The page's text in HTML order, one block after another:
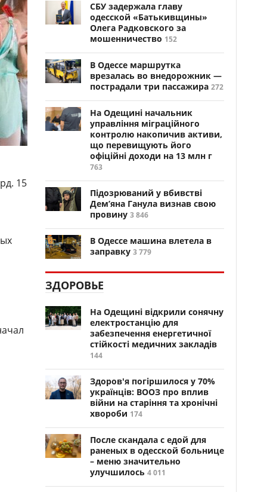
15
СБУ задержала главу
одесской «Батькивщины»
Олега Радковского за
мошенничество 152
В Одессе маршрутка
врезалась во внедорожник —
пострадали три пассажира 272
На Одещині начальник
управління міграційного
контролю накопичив активи,
що перевищують його
офіційні доходи на 13 млн г
763
Підозрюваний у вбивстві
Дем’яна Ганула визнав свою
провину 3 846
В Одессе машина влетела в
заправку 3 779
ЗДОРОВЬЕ
На Одещині відкрили сонячну
електростанцію для
забезпечення енергетичної
стійкості медичних закладів
144
Здоров'я погіршилося у 70%
українців: ВООЗ про вплив
війни на старіння та хронічні
хвороби 174
После скандала с едой для
раненых в одесской больнице
– меню значительно
улучшилось 4 011